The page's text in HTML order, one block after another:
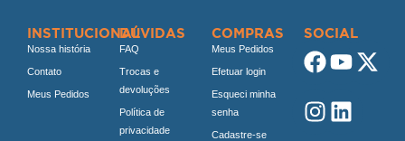
INSTITUCIONAL
Nossa história
Contato
Meus Pedidos
DÚVIDAS
FAQ
Trocas e
devoluções
Política de
privacidade
COMPRAS
Meus Pedidos
Efetuar login
Esqueci minha
senha
Cadastre-se
SOCIAL